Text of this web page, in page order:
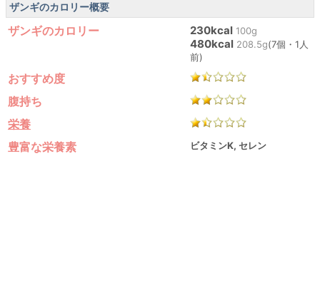
ザンギのカロリー概要
ザンギのカロリー 230kcal 100g
480kcal 208.5g(7個・1人
前)
おすすめ度
腹持ち
栄養
豊富な栄養素
ビタミンK, セレン